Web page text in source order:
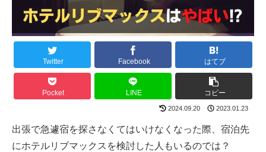
Twitter Facebook はてブ
Pocket LINE コピー
2024.09.20 2023.01.23
出張で急遽宿を探さなくてはいけなくなった際、宿泊先
にホテルリブマックスを検討した人もいるのでは？